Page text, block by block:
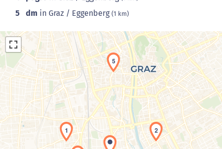
5 dm in Graz / Eggenberg (1 km)
Laden der Karte...
1 2
5